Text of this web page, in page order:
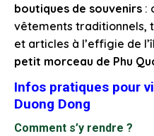
boutiques de souvenirs :
vêtements traditionnels,
et articles à l’effigie de
petit morceau de Phu
Infos pratiques pour
Duong Dong
Comment s’y rendre ?